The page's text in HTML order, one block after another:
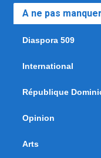
A ne pas manquer
Diaspora 509
International
République
Opinion
Arts